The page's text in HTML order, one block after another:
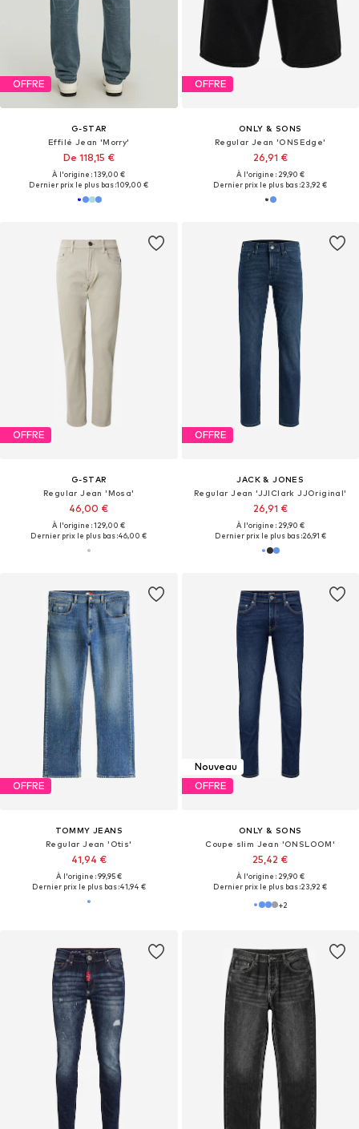
OFFRE
G-STAR
Effilé Jean 'Morry'
De 118,15 €
À l'origine : 139,00 €
Dernier prix le plus bas :109,00 €
OFFRE
ONLY & SONS
Regular Jean 'ONSEdge'
26,91 €
À l'origine : 29,90 €
Dernier prix le plus bas :23,92 €
OFFRE
G-STAR
Regular Jean 'Mosa'
46,00 €
À l'origine : 129,00 €
Dernier prix le plus bas :46,00 €
OFFRE
JACK & JONES
Regular Jean 'JJIClark JJOriginal'
26,91 €
À l'origine : 29,90 €
Dernier prix le plus bas :26,91 €
OFFRE
TOMMY JEANS
Regular Jean 'Otis'
41,94 €
À l'origine : 99,95 €
Dernier prix le plus bas :41,94 €
Nouveau
OFFRE
ONLY & SONS
Coupe slim Jean 'ONSLOOM'
25,42 €
À l'origine : 29,90 €
Dernier prix le plus bas :23,92 €
+2